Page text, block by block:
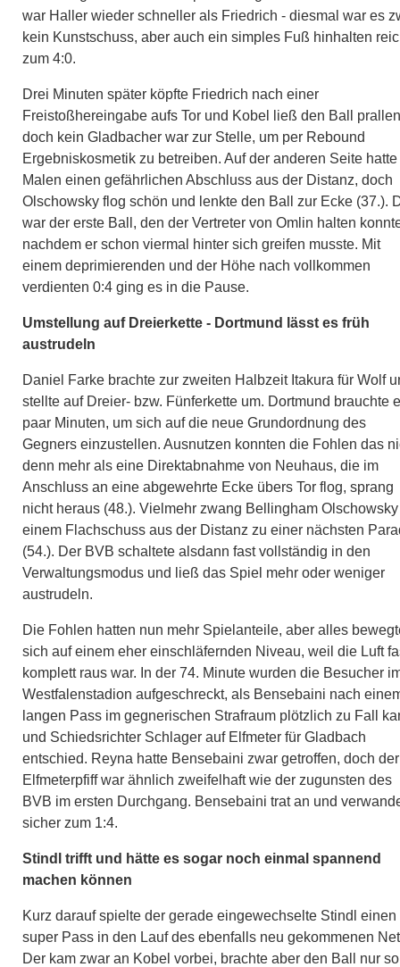
war Haller wieder schneller als Friedrich - diesmal war es
kein Kunstschuss, aber auch ein simples Fuß hinhalten
zum 4:0.
Drei Minuten später köpfte Friedrich nach einer
Freistoßhereingabe aufs Tor und Kobel ließ den Ball
doch kein Gladbacher war zur Stelle, um per Rebound
Ergebniskosmetik zu betreiben. Auf der anderen Seite hatte
Malen einen gefährlichen Abschluss aus der Distanz, doch
Olschowsky flog schön und lenkte den Ball zur Ecke (37.).
war der erste Ball, den der Vertreter von Omlin halten
nachdem er schon viermal hinter sich greifen musste. Mit
einem deprimierenden und der Höhe nach vollkommen
verdienten 0:4 ging es in die Pause.
Umstellung auf Dreierkette - Dortmund lässt es früh
austrudeln
Daniel Farke brachte zur zweiten Halbzeit Itakura für Wolf
stellte auf Dreier- bzw. Fünferkette um. Dortmund brauchte
paar Minuten, um sich auf die neue Grundordnung des
Gegners einzustellen. Ausnutzen konnten die Fohlen das
denn mehr als eine Direktabnahme von Neuhaus, die im
Anschluss an eine abgewehrte Ecke übers Tor flog, sprang
nicht heraus (48.). Vielmehr zwang Bellingham
einem Flachschuss aus der Distanz zu einer nächsten
(54.). Der BVB schaltete alsdann fast vollständig in den
Verwaltungsmodus und ließ das Spiel mehr oder weniger
austrudeln.
Die Fohlen hatten nun mehr Spielanteile, aber alles
sich auf einem eher einschläfernden Niveau, weil die Luft
komplett raus war. In der 74. Minute wurden die Besucher
Westfalenstadion aufgeschreckt, als Bensebaini nach
langen Pass im gegnerischen Strafraum plötzlich zu Fall
und Schiedsrichter Schlager auf Elfmeter für Gladbach
entschied. Reyna hatte Bensebaini zwar getroffen, doch der
Elfmeterpfiff war ähnlich zweifelhaft wie der zugunsten des
BVB im ersten Durchgang. Bensebaini trat an und
sicher zum 1:4.
Stindl trifft und hätte es sogar noch einmal spannend
machen können
Kurz darauf spielte der gerade eingewechselte Stindl einen
super Pass in den Lauf des ebenfalls neu gekommenen
Der kam zwar an Kobel vorbei, brachte aber den Ball nur so